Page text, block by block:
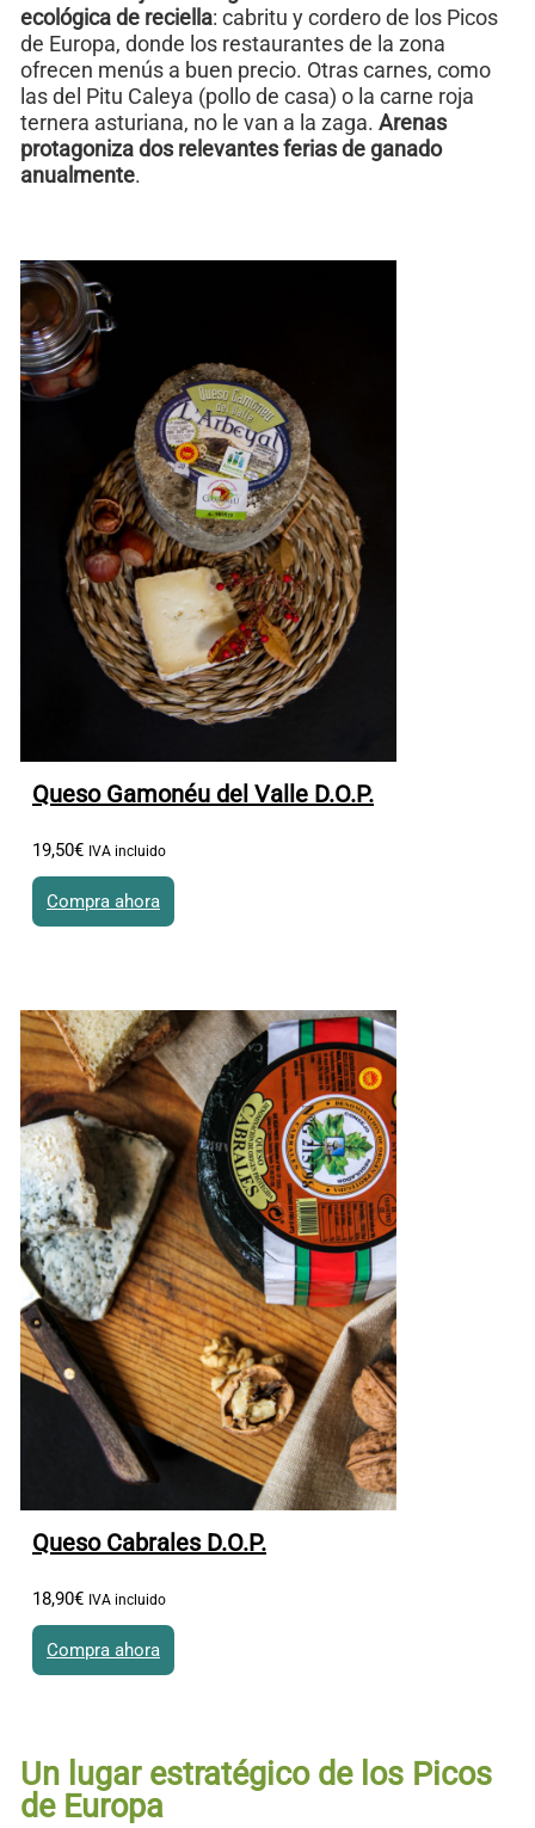
ecológica de reciella: cabritu y cordero de los Picos
de Europa, donde los restaurantes de la zona
ofrecen menús a buen precio. Otras carnes, como
las del Pitu Caleya (pollo de casa) o la carne roja
ternera asturiana, no le van a la zaga. Arenas
protagoniza dos relevantes ferias de ganado
anualmente.
Queso Gamonéu del Valle D.O.P.
19,50€ IVA incluido
Compra ahora
Queso Cabrales D.O.P.
18,90€ IVA incluido
Compra ahora
Un lugar estratégico de los Picos
de Europa